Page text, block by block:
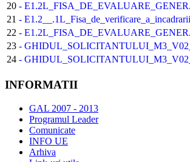
20 -
21 -
22 -
23 -
24 -
INFORMATII
GAL 2007 - 2013
Programul Leader
Comunicate
INFO UE
Arhiva